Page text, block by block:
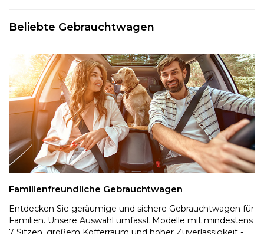
Beliebte Gebrauchtwagen
Familienfreundliche Gebrauchtwagen
Entdecken Sie geräumige und sichere Gebrauchtwagen für
Familien. Unsere Auswahl umfasst Modelle mit mindestens